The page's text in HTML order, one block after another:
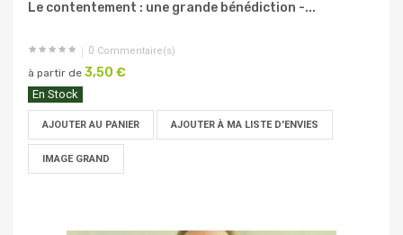
Le contentement : une grande bénédiction -...
0 Commentaire(s)
à partir de 3,50 €
En Stock
AJOUTER AU PANIER AJOUTER À MA LISTE D'ENVIES
IMAGE GRAND